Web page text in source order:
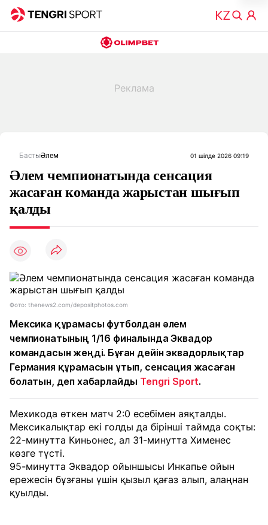
БастыӘлем 01 шілде 2026 09:19
Әлем чемпионатында сенсация
жасаған команда жарыстан шығып
қалды
Фото: thenews2.com/depositphotos.com
Мексика құрамасы футболдан әлем
чемпионатының 1/16 финалында Эквадор
командасын жеңді. Бұған дейін эквадорлықтар
Германия құрамасын ұтып, сенсация жасаған
болатын, деп хабарлайды Tengri Sport.
Мехикода өткен матч 2:0 есебімен аяқталды.
Мексикалықтар екі голды да бірінші таймда соқты:
22-минутта Киньонес, ал 31-минутта Хименес
көзге түсті.
95-минутта Эквадор ойыншысы Инкапье ойын
ережесін бұзғаны үшін қызыл қағаз алып, алаңнан
қуылды.